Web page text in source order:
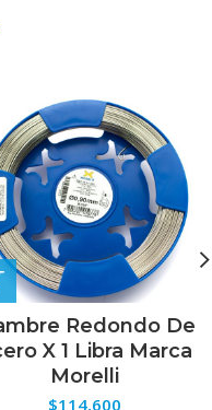
Redondo De
X 1 Libra Marca
Morelli
$114,600